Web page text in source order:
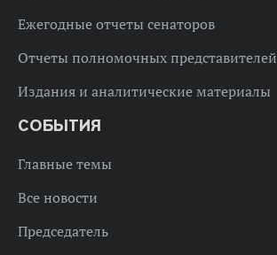
Ежегодные отчеты сенаторов
Отчеты полномочных представителей
Издания и аналитические материалы
СОБЫТИЯ
Главные темы
Все новости
Председатель